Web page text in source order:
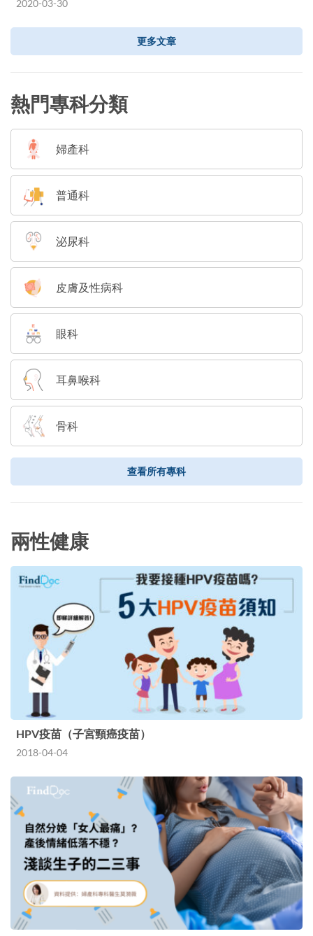
2020-03-30
更多文章
熱門專科分類
婦產科
普通科
泌尿科
皮膚及性病科
眼科
耳鼻喉科
骨科
查看所有專科
兩性健康
HPV疫苗（子宮頸癌疫苗）
2018-04-04